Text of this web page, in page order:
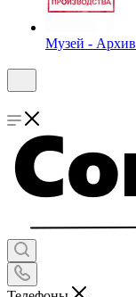
Музей - Архив